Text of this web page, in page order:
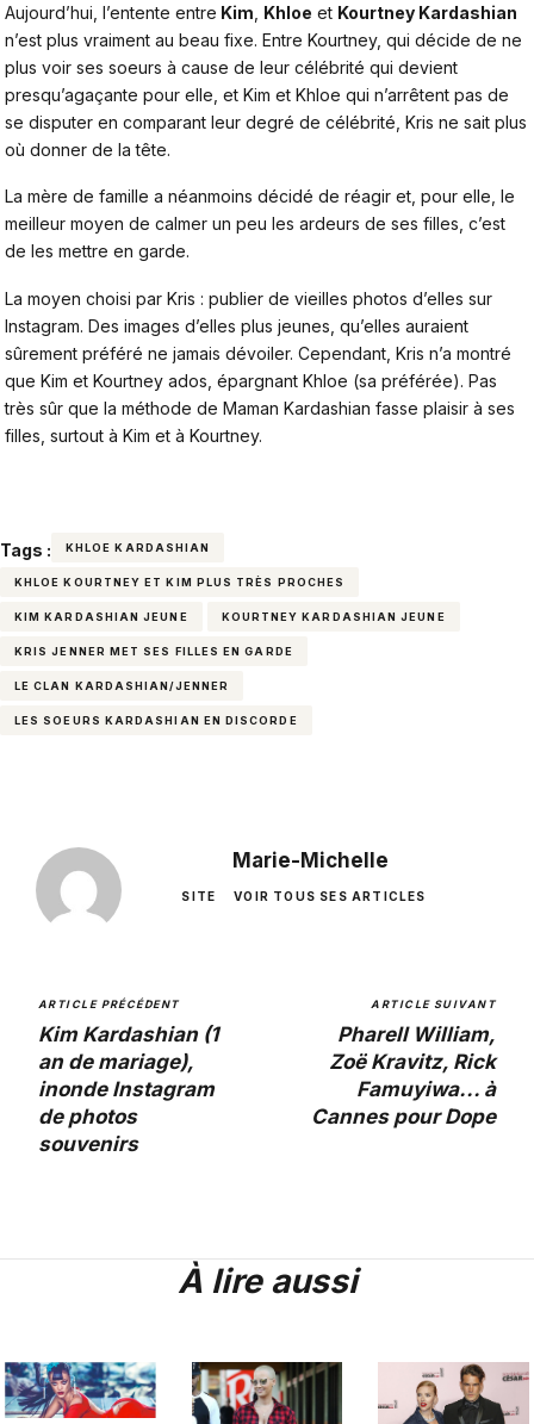
Aujourd’hui, l’entente entre Kim Khloe et Kourtney Kardashian
n’est plus vraiment au beau fixe. Entre Kourtney, qui décide de ne
plus voir ses soeurs à cause de leur célébrité qui devient
presqu’agaçante pour elle, et Kim et Khloe qui n’arrêtent pas de
se disputer en comparant leur degré de célébrité, Kris ne sait plus
où donner de la tête.
La mère de famille a néanmoins décidé de réagir et, pour elle, le
meilleur moyen de calmer un peu les ardeurs de ses filles, c’est
de les mettre en garde.
La moyen choisi par Kris : publier de vieilles photos d’elles sur
Instagram. Des images d’elles plus jeunes, qu’elles auraient
sûrement préféré ne jamais dévoiler. Cependant, Kris n’a montré
que Kim et Kourtney ados, épargnant Khloe (sa préférée). Pas
très sûr que la méthode de Maman Kardashian fasse plaisir à ses
filles, surtout à Kim et à Kourtney.
Tags : KHLOE KARDASHIAN
KHLOE KOURTNEY ET KIM PLUS TRÈS PROCHES
KIM KARDASHIAN JEUNE KOURTNEY KARDASHIAN JEUNE
KRIS JENNER MET SES FILLES EN GARDE
LE CLAN KARDASHIAN/JENNER
LES SOEURS KARDASHIAN EN DISCORDE
Marie-Michelle
SITE VOIR TOUS SES ARTICLES
ARTICLE PRÉCÉDENT
Kim Kardashian (1
an de mariage),
inonde Instagram
de photos
souvenirs
ARTICLE SUIVANT
Pharell William,
Zoë Kravitz, Rick
Famuyiwa... à
Cannes pour Dope
À lire aussi